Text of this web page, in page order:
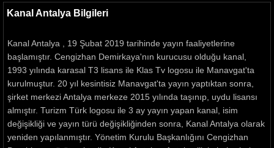
Kanal Antalya Bilgileri
Kanal Antalya , 19 Şubat 2019 tarihinde yayın faaliyetlerine
başlamıştır. Cengizhan Demirkaya'nın kurucusu olduğu kanal,
1993 yılında karasal T3 lisans ile Klas Tv logosu ile Manavgat'ta
kurulmuştur. 20 yıl kesintisiz Manavgat'ta yayın yaptıktan sonra,
şirket merkezi Antalya merkeze 2015 yılında taşınıp, uydu lisansı
almıştır. Turizm Türk logosu ile 3 ay yayın yapan kanal, isim
değişikliği ve yayın türü değişikliğinden sonra, Kanal Antalya olarak
yeniden yapılanmıştır. Yönetim Kurulu Başkanlığını Cengizhan